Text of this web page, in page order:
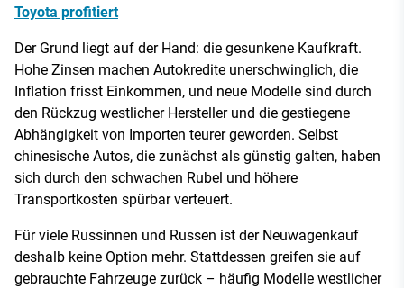
Toyota profitiert
Der Grund liegt auf der Hand: die gesunkene Kaufkraft.
Hohe Zinsen machen Autokredite unerschwinglich, die
Inflation frisst Einkommen, und neue Modelle sind durch
den Rückzug westlicher Hersteller und die gestiegene
Abhängigkeit von Importen teurer geworden. Selbst
chinesische Autos, die zunächst als günstig galten, haben
sich durch den schwachen Rubel und höhere
Transportkosten spürbar verteuert.
Für viele Russinnen und Russen ist der Neuwagenkauf
deshalb keine Option mehr. Stattdessen greifen sie auf
gebrauchte Fahrzeuge zurück – häufig Modelle westlicher